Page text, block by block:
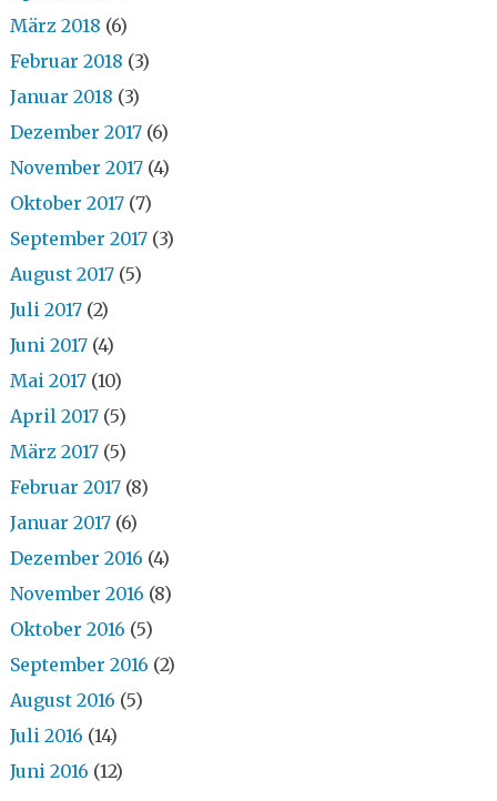
März 2018 (6)
Februar 2018 (3)
Januar 2018 (3)
Dezember 2017(6)
November 2017(4)
Oktober 2017(7)
September 2017(3)
August 2017(5)
Juli 2017(2)
Juni 2017(4)
Mai 2017(10)
April 2017(5)
März 2017(5)
Februar 2017(8)
Januar 2017(6)
Dezember 2016 (4)
November 2016 (8)
Oktober 2016 (5)
September 2016 (2)
August 2016 (5)
Juli 2016 (14)
Juni 2016 (12)